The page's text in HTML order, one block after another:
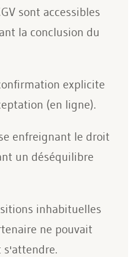
sont accessibles
la conclusion du
explicite
(en ligne).
enfreignant le droit
un déséquilibre
inhabituelles
ne pouvait
s'attendre.